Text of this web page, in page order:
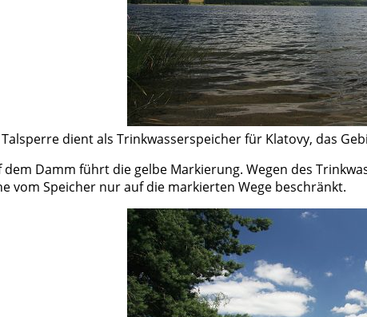
dient als Trinkwasserspeicher für Klatovy, das
dem Damm führt die gelbe Markierung. Wegen des
vom Speicher nur auf die markierten Wege beschränkt.